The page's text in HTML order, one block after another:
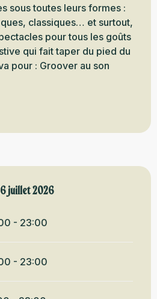
sous toutes leurs formes :
classiques… et surtout,
pour tous les goûts
qui fait taper du pied du
pour : Groover au son
juillet 2026
juillet 2026
- 23:00
- 23:00